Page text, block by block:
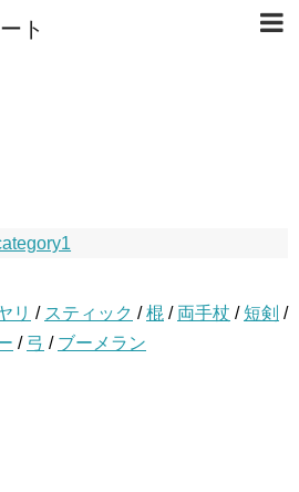
ト
リ / スティック /棍 / 両手杖 /短剣 /
/ 弓 / ブーメラン